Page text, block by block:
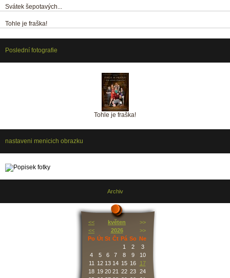
Svátek šepotavých...
Tohle je fraška!
Poslední fotografie
Tohle je fraška!
nastaveni menicich obrazku
Archiv
<< květen
>>
<<
2026
>>
Po Út St Čt Pá So Ne
1
2
3
4
5 6 7 8 9
10
11
12 13 14 15 16
17
18 19 20 21 22 23 24